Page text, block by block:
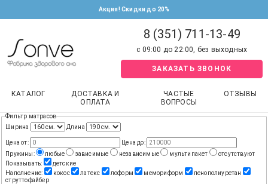
Акция! Скидки до 20%
КАТАЛОГ
ДОСТАВКА И
ОПЛАТА
ЧАСТЫЕ
ВОПРОСЫ
ОТЗЫВЫ
8 (351) 711-13-49
с 09:00 до 22:00, без выходных
ЗАКАЗАТЬ ЗВОНОК
Фильтр матрасов
Ширина
Длина
Цена от:
Цена до:
Пружины:
любые зависимые независимые мультипакет
отсутствуют
Показывать:
детские
Наполнение:
кокос латекс лоформ мемориформ
пенополиуретан
струттофайбер